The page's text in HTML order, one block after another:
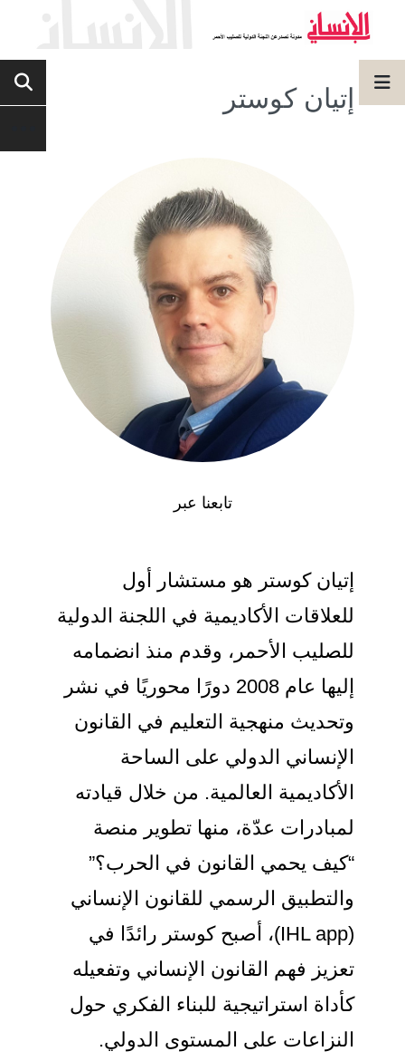
إتيان كوستر
تابعنا عبر
إتيان كوستر هو مستشار أول
للعلاقات الأكاديمية في اللجنة الدولية
للصليب الأحمر، وقدم منذ انضمامه
إليها عام 2008 دورًا محوريًا في نشر
وتحديث منهجية التعليم في القانون
الإنساني الدولي على الساحة
الأكاديمية العالمية. من خلال قيادته
لمبادرات عدّة، منها تطوير منصة
“كيف يحمي القانون في الحرب؟”
والتطبيق الرسمي للقانون الإنساني
(IHL app)، أصبح كوستر رائدًا في
تعزيز فهم القانون الإنساني وتفعيله
كأداة استراتيجية للبناء الفكري حول
النزاعات على المستوى الدولي.